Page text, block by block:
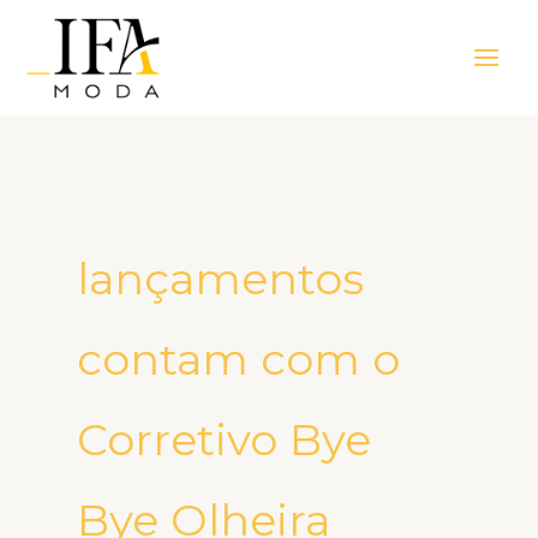
Menu
lançamentos
contam com o
Corretivo Bye
Bye Olheira